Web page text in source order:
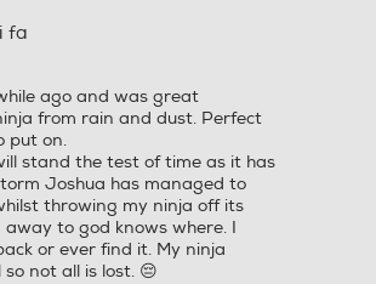
fa
ago and was great
from rain and dust. Perfect
put on.
stand the test of time as it has
Joshua has managed to
throwing my ninja off its
to god knows where. I
or ever find it. My ninja
not all is lost. 😔